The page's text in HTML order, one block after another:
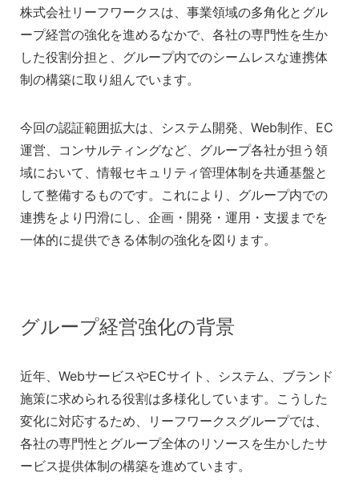
株式会社リーフワークスは、事業領域の多角化とグル
ープ経営の強化を進めるなかで、各社の専門性を生か
した役割分担と、グループ内でのシームレスな連携体
制の構築に取り組んでいます。
今回の認証範囲拡大は、システム開発、Web制作、EC
運営、コンサルティングなど、グループ各社が担う領
域において、情報セキュリティ管理体制を共通基盤と
して整備するものです。これにより、グループ内での
連携をより円滑にし、企画・開発・運用・支援までを
一体的に提供できる体制の強化を図ります。
グループ経営強化の背景
近年、WebサービスやECサイト、システム、ブランド
施策に求められる役割は多様化しています。こうした
変化に対応するため、リーフワークスグループでは、
各社の専門性とグループ全体のリソースを生かしたサ
ービス提供体制の構築を進めています。